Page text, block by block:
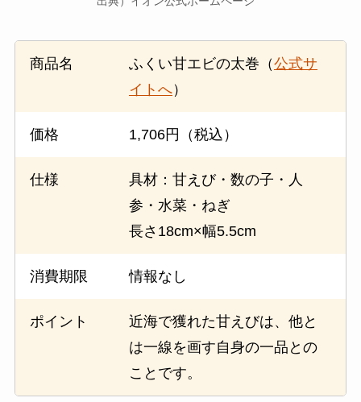
商品名 ふくい甘エビの太巻（公式サ
イトへ）
価格 1,706円（税込）
仕様
具材：甘えび・数の子・人
参・水菜・ねぎ
長さ18cm×幅5.5cm
消費期限 情報なし
ポイント
近海で獲れた甘えびは、他と
は一線を画す自身の一品との
ことです。